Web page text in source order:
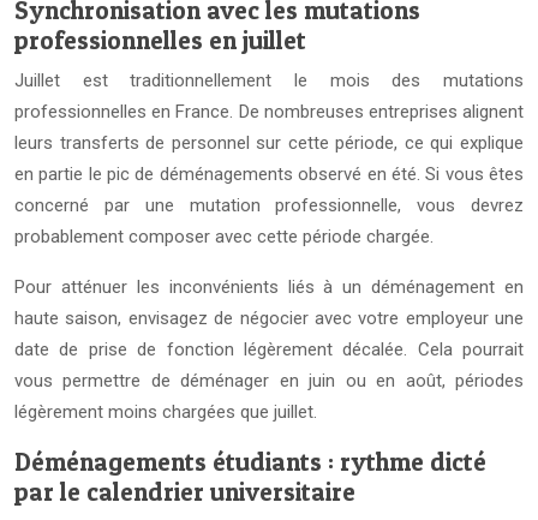
Synchronisation avec les mutations
professionnelles en juillet
Juillet est traditionnellement le mois des mutations
professionnelles en France. De nombreuses entreprises alignent
leurs transferts de personnel sur cette période, ce qui explique
en partie le pic de déménagements observé en été. Si vous êtes
concerné par une mutation professionnelle, vous devrez
probablement composer avec cette période chargée.
Pour atténuer les inconvénients liés à un déménagement en
haute saison, envisagez de négocier avec votre employeur une
date de prise de fonction légèrement décalée. Cela pourrait
vous permettre de déménager en juin ou en août, périodes
légèrement moins chargées que juillet.
Déménagements étudiants : rythme dicté
par le calendrier universitaire